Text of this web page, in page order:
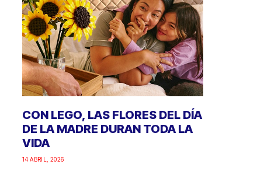
CON LEGO, LAS FLORES DEL DÍA
DE LA MADRE DURAN TODA LA
VIDA
14 ABRIL, 2026